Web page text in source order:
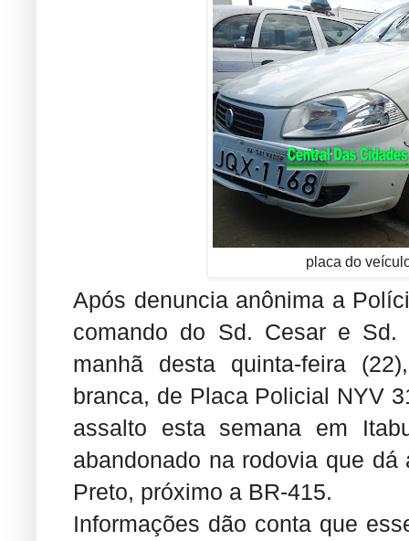
placa do
Após denuncia anônima a
comando do Sd. Cesar e Sd.
manhã desta quinta-feira
branca, de Placa Policial NYV
assalto esta semana em
abandonado na rodovia que
Preto, próximo a BR-415.
Informações dão conta que